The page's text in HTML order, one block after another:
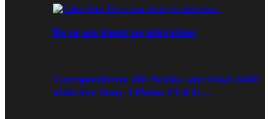
De ce am trecut pe mirrorless
Corespondenta din Scotia: am testat noile
obiective Sony 135mm f/1.8 G…